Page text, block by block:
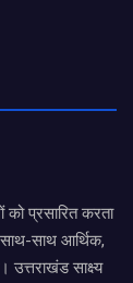
प्रसारित करता
साथ आर्थिक,
उत्तराखंड साक्ष्य